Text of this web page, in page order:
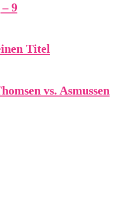
9
Titel
vs. Asmussen